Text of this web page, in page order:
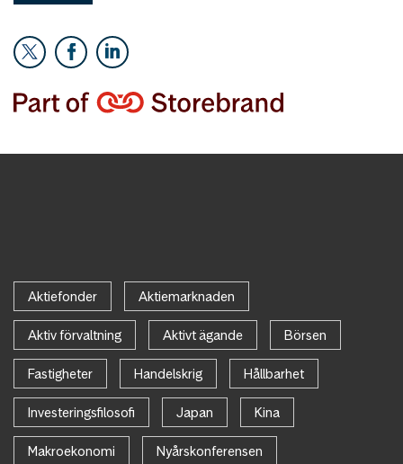
Aktiefonder Aktiemarknaden
Aktiv förvaltning Aktivt ägande Börsen
Fastigheter Handelskrig Hållbarhet
Investeringsfilosofi Japan Kina
Makroekonomi Nyårskonferensen